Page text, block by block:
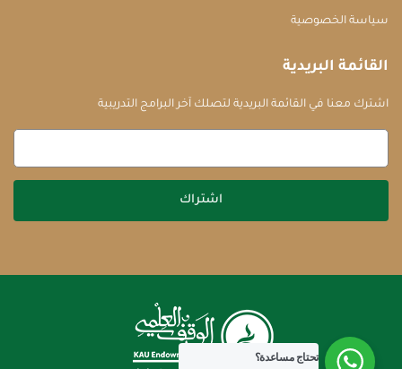
تحتاج مساعدة؟
سياسة الخصوصية
القائمة البريدية
اشترك معنا في القائمة البريدية لتصلك آخر البرامج التدريبية
اشتراك